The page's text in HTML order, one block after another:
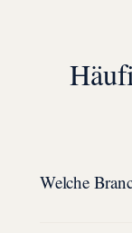
Welche